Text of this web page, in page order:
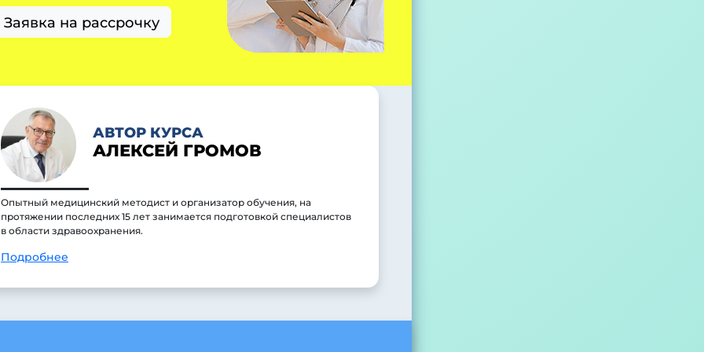
Заявка на рассрочку
АВТОР КУРСА
АЛЕКСЕЙ ГРОМОВ
Опытный медицинский методист и организатор обучения, на
протяжении последних 15 лет занимается подготовкой специалистов
в области здравоохранения.
Подробнее